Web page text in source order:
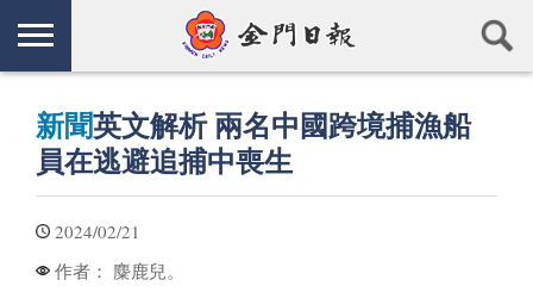
新聞英文解析 兩名中國跨境捕漁船
員在逃避追捕中喪生
2024/02/21
作者： 麋鹿兒。